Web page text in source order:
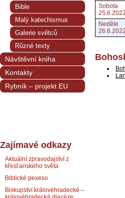
Sobota
25.6.2022
Neděle
26.6.2022
Bible
Malý katechismus
Galerie světců
Různé texty
Návštěvní kniha
Kontakty
Rybník – projekt EU
Zajímavé odkazy
Aktuální zpravodajství z
křesťanského světa
Biblické pexeso
Biskupství královéhradecké –